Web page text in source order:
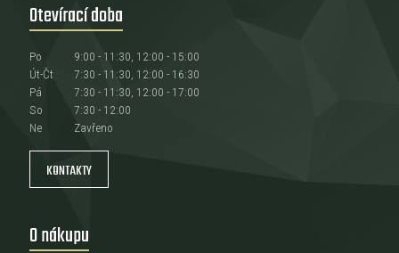
Otevírací doba
Po
9:00 - 11:30, 12:00 - 15:00
Út-Čt
7:30 - 11:30, 12:00 - 16:30
Pá
7:30 - 11:30, 12:00 - 17:00
So
7:30 - 12:00
Ne
Zavřeno
KONTAKTY
O nákupu